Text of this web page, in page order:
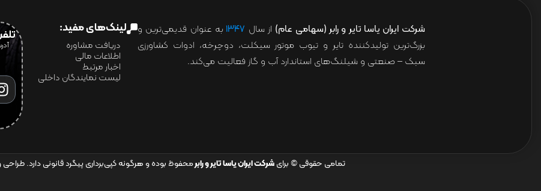
شرکت ایران یاسا تایر و رابر (سهامی عام) از سال ۱۳۴۷ به عنوان قدیمی‌ترین و
بزرگ‌ترین تولیدکننده تایر و تیوب موتور سیکلت، دوچرخه، ادوات کشاورزی
سبک – صنعتی و شیلنگ‌های استاندارد آب و گاز فعالیت می‌کند.
لینک‌های مفید:
دریافت مشاوره
اطلاعات مالی
اخبار مرتبط
لیست نمایندگان داخلی
تمامی حقوقی © برایشرکت ایران یاسا تایر و رابرمحفوظ بوده و هرگونه کپی‌برداری پیگرد قانونی دارد.